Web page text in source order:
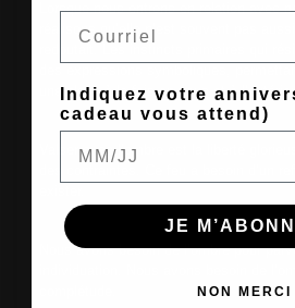
Lorsque nous entrons en relation avec
réalisons qu’elle n’est souvent pas aussi
une place à la fois en nous et à
Valser avec l’ombre est la liberté
Nous avons besoin de l’ombre pour
Indiquez votre
cadeau vous attend)
JE
NON MERCI